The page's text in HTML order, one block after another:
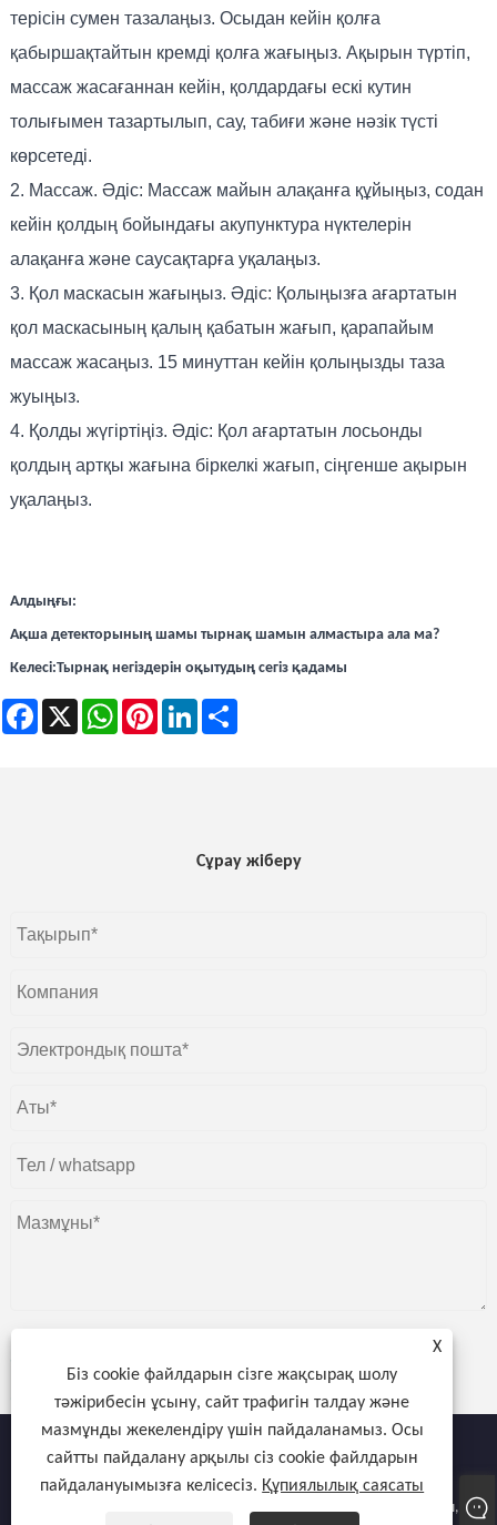
терісін сумен тазалаңыз. Осыдан кейін қолға
қабыршақтайтын кремді қолға жағыңыз. Ақырын түртіп,
массаж жасағаннан кейін, қолдардағы ескі кутин
толығымен тазартылып, сау, табиғи және нәзік түсті
көрсетеді.
2. Массаж. Әдіс: Массаж майын алақанға құйыңыз, содан
кейін қолдың бойындағы акупунктура нүктелерін
алақанға және саусақтарға уқалаңыз.
3. Қол маскасын жағыңыз. Әдіс: Қолыңызға ағартатын
қол маскасының қалың қабатын жағып, қарапайым
массаж жасаңыз. 15 минуттан кейін қолыңызды таза
жуыңыз.
4. Қолды жүгіртіңіз. Әдіс: Қол ағартатын лосьонды
қолдың артқы жағына біркелкі жағып, сіңгенше ақырын
уқалаңыз.
Алдыңғы:
Ақша детекторының шамы тырнақ шамын алмастыра ала ма?
Келесі:Тырнақ негіздерін оқытудың сегіз қадамы
Facebook
X WhatsAppPinterestLinkedIn
Сұрау жіберу
жіберу
X
Біз cookie файлдарын сізге жақсырақ шолу
тәжірибесін ұсыну, сайт трафигін талдау және
мазмұнды жекелендіру үшін пайдаланамыз. Осы
сайтты пайдалану арқылы сіз cookie файлдарын
пайдалануымызға келісесіз. Құпиялылық саясаты
Copyright © 2022 Atocnail Industry Co., шектеулі - Тырнақ кептіргіш,